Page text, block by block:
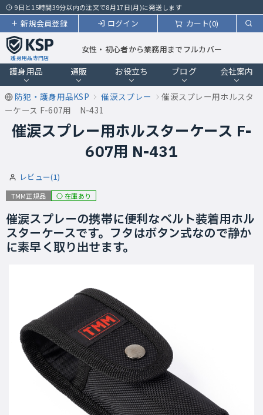
9日と15時間39分以内の注文で8月17日(月)に発送します
カート(0)
ログイン
新規会員登録
護身用品専門店
女性・初心者から業務用までフルカバー
護身用品 通販 お役立ち ブログ 会社案内
防犯・護身用品KSP 催涙スプレー
催涙スプレー用ホルスタ
ーケース F-607用 N-431
催涙スプレー用ホルスターケース F-
607用 N-431
レビュー(1)
TMM正規品 在庫あり
催涙スプレーの携帯に便利なベルト装着用ホル
スターケースです。フタはボタン式なので静か
に素早く取り出せます。